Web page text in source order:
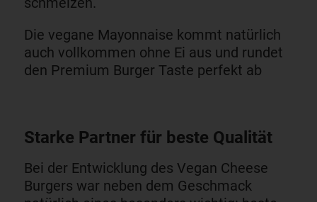
Die vegane Mayonnaise kommt natürlich
auch vollkommen ohne Ei aus und rundet
den Premium Burger Taste perfekt ab
Starke Partner für beste Qualität
Bei der Entwicklung des Vegan Cheese
Burgers war neben dem Geschmack